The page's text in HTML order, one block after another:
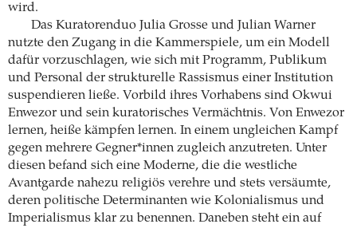
wird.
Das Kuratorenduo Julia Grosse und Julian Warner
nutzte den Zugang in die Kammerspiele, um ein Modell
dafür vorzuschlagen, wie sich mit Programm, Publikum
und Personal der strukturelle Rassismus einer Institution
suspendieren ließe. Vorbild ihres Vorhabens sind Okwui
Enwezor und sein kuratorisches Vermächtnis. Von Enwezor
lernen, heiße kämpfen lernen. In einem ungleichen Kampf
gegen mehrere Gegner*innen zugleich anzutreten. Unter
diesen befand sich eine Moderne, die die westliche
Avantgarde nahezu religiös verehre und stets versäumte,
deren politische Determinanten wie Kolonialismus und
Imperialismus klar zu benennen. Daneben steht ein auf